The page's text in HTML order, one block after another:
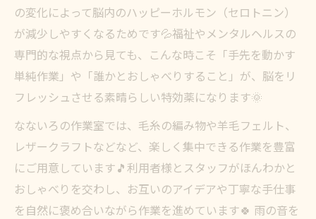
の変化によって脳内のハッピーホルモン（セロトニン）
が減少しやすくなるためです💦福祉やメンタルヘルスの
専門的な視点から見ても、こんな時こそ「手先を動かす
単純作業」や「誰かとおしゃべりすること」が、脳をリ
フレッシュさせる素晴らしい特効薬になります🌞
なないろの作業室では、毛糸の編み物や羊毛フェルト、
レザークラフトなどなど、楽しく集中できる作業を豊富
にご用意しています🎵利用者様とスタッフがほんわかと
おしゃべりを交わし、お互いのアイデアや丁寧な手仕事
を自然に褒め合いながら作業を進めています🍀 雨の音を